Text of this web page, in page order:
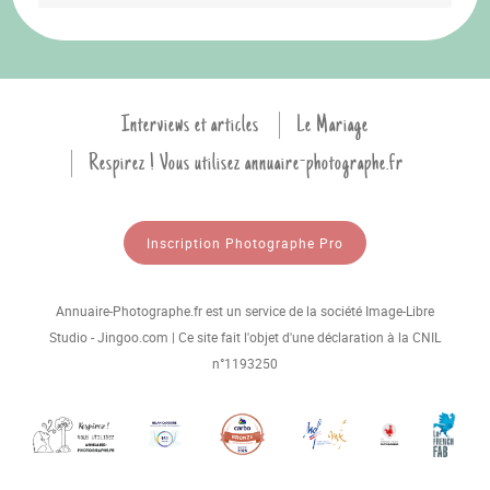
Interviews et articles
Le Mariage
Respirez ! Vous utilisez annuaire-photographe.fr
Inscription Photographe Pro
Annuaire-Photographe.fr est un service de la société Image-Libre
Studio - Jingoo.com | Ce site fait l'objet d'une déclaration à la CNIL
n°1193250